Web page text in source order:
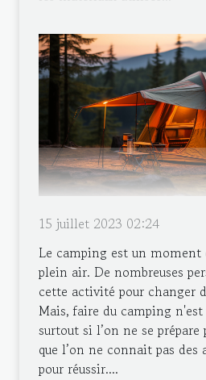
15 juillet 2023 02:24
Le camping est un moment
plein air. De nombreuses
cette activité pour changer
Mais, faire du camping
surtout si l’on ne se
que l’on ne connait pas des
pour réussir....